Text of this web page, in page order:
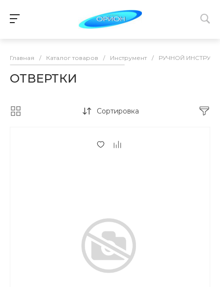
Главная / Каталог товаров / Инструмент / РУЧНОЙ
ОТВЕРТКИ
Сортировка